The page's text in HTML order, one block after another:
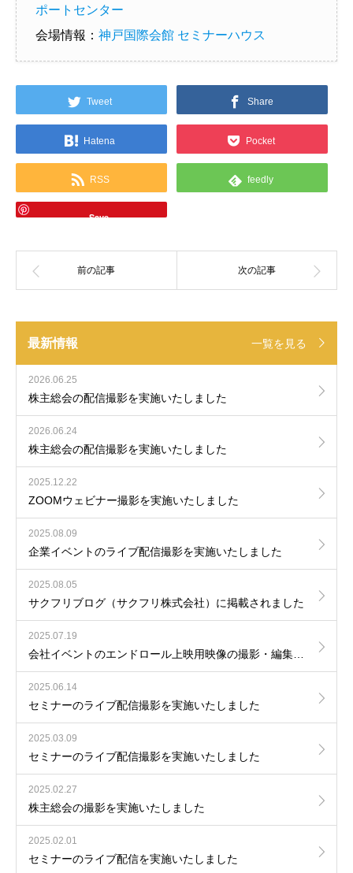
ポートセンター
会場情報： 神戸国際会館 セミナーハウス
Tweet Share
Hatena Pocket
RSS feedly
Save
最新情報 一覧を見る
2026.06.25
株主総会の配信撮影を実施いたしました
2026.06.24
株主総会の配信撮影を実施いたしました
2025.12.22
ZOOMウェビナー撮影を実施いたしました
2025.08.09
企業イベントのライブ配信撮影を実施いたしました
2025.08.05
サクフリブログ（サクフリ株式会社）に掲載されました
2025.07.19
会社イベントのエンドロール上映用映像の撮影・編集を実施しました
2025.06.14
セミナーのライブ配信撮影を実施いたしました
2025.03.09
セミナーのライブ配信撮影を実施いたしました
2025.02.27
株主総会の撮影を実施いたしました
2025.02.01
セミナーのライブ配信を実施いたしました